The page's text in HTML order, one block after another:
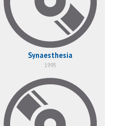
Synaesthesia
1995